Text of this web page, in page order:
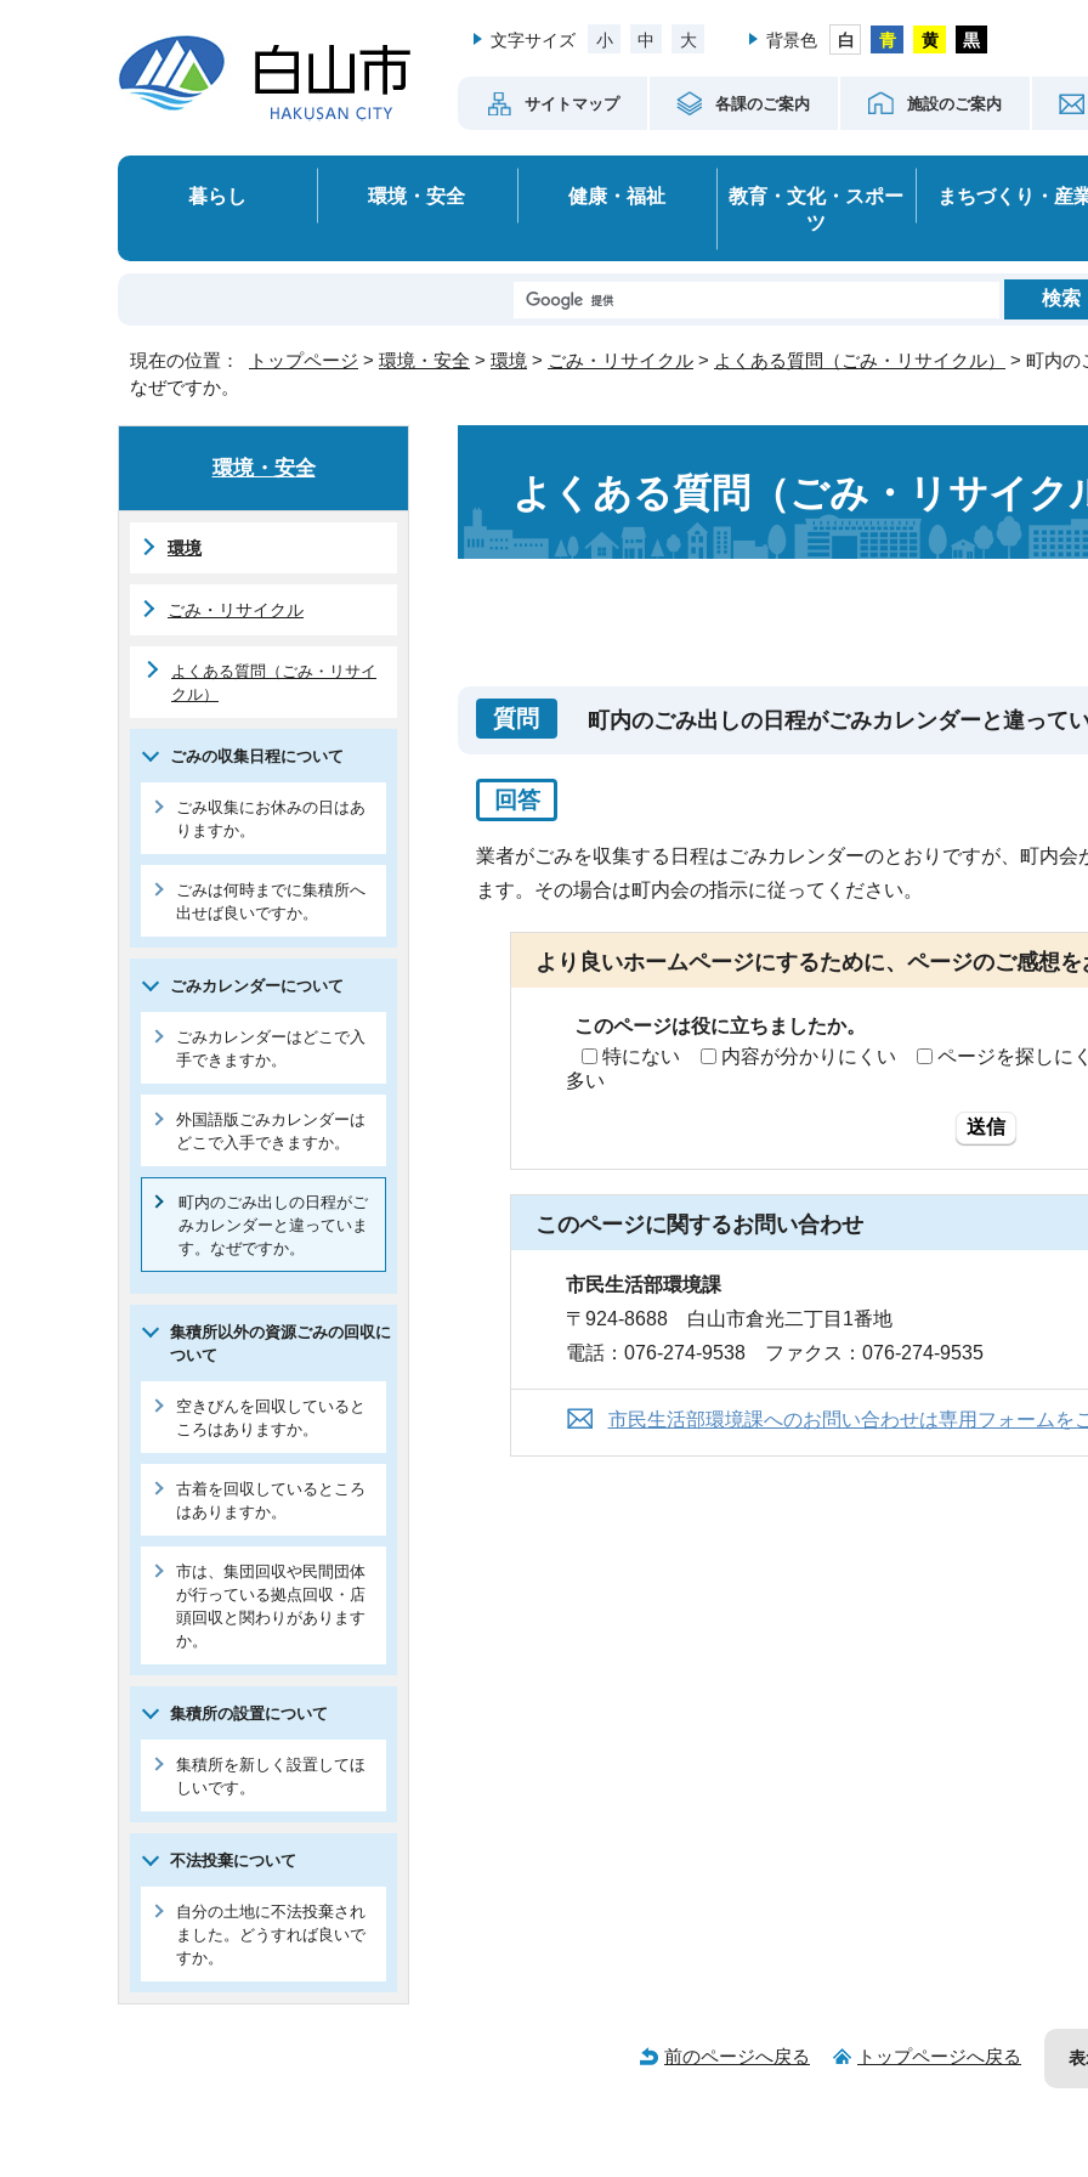
文字サイズ 小 中 大 背景色
サイトマップ 各課のご案内 施設のご案内
暮らし 環境・安全 健康・福祉
教育・文化・スポー
ツ
まちづくり・産
現在の位置： トップページ > 環境・安全 > 環境 > ごみ・リサイクル > よくある質問（ごみ・リサイクル）
> 町内の
なぜですか。
よくある質問（ごみ・リサイク
質問 町内のごみ出しの日程がごみカレンダーと違って
回答
業者がごみを収集する日程はごみカレンダーのとおりですが、町内
ます。その場合は町内会の指示に従ってください。
より良いホームページにするために、ページのご感想を
このページは役に立ちましたか。
特にない
内容が分かりにくい ページを探しに
多い
送信
このページに関するお問い合わせ
市民生活部環境課
〒924-8688 白山市倉光二丁目1番地
電話：076-274-9538 ファクス：076-274-9535
市民生活部環境課へのお問い合わせは専用フォームを
環境・安全
環境
ごみ・リサイクル
よくある質問（ごみ・リサイ
クル）
ごみの収集日程について
ごみ収集にお休みの日はあ
りますか。
ごみは何時までに集積所へ
出せば良いですか。
ごみカレンダーについて
ごみカレンダーはどこで入
手できますか。
外国語版ごみカレンダーは
どこで入手できますか。
町内のごみ出しの日程がご
みカレンダーと違っていま
す。なぜですか。
集積所以外の資源ごみの回収に
ついて
空きびんを回収していると
ころはありますか。
古着を回収しているところ
はありますか。
市は、集団回収や民間団体
が行っている拠点回収・店
頭回収と関わりがあります
か。
集積所の設置について
集積所を新しく設置してほ
しいです。
不法投棄について
自分の土地に不法投棄され
ました。どうすれば良いで
すか。
前のページへ戻る トップページへ戻る